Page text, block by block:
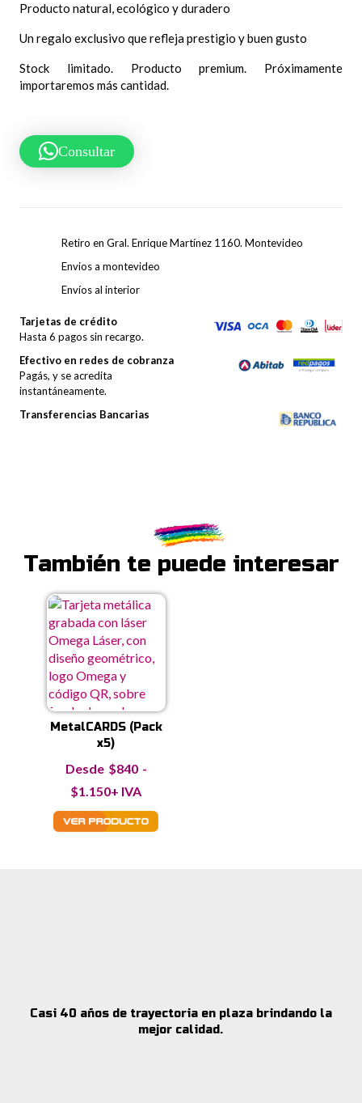
Producto natural, ecológico y duradero
Un regalo exclusivo que refleja prestigio y buen gusto
Stock limitado. Producto premium. Próximamente
importaremos más cantidad.
Consultar
Retiro en Gral. Enrique Martínez 1160. Montevideo
Envios a montevideo
Envíos al interior
Tarjetas de crédito
Hasta 6 pagos sin recargo.
Efectivo en redes de cobranza
Pagás, y se acredita
instantáneamente.
Transferencias Bancarias
También te puede interesar
MetalCARDS (Pack
x5)
$840 -
$1.150Rango
de
precios:
+ IVA
Casi 40 años de trayectoria en plaza brindando la
mejor calidad.